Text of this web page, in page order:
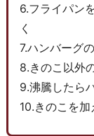
6.フライパン
く
7.ハンバーグ
8.きのこ以外
9.沸騰したら
10.きのこを